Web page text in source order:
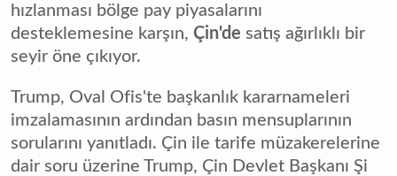
hızlanması bölge pay piyasalarını
desteklemesine karşın, Çin'de satış ağırlıklı bir
seyir öne çıkıyor.
Trump, Oval Ofis'te başkanlık kararnameleri
imzalamasının ardından basın mensuplarının
sorularını yanıtladı. Çin ile tarife müzakerelerine
dair soru üzerine Trump, Çin Devlet Başkanı Şi